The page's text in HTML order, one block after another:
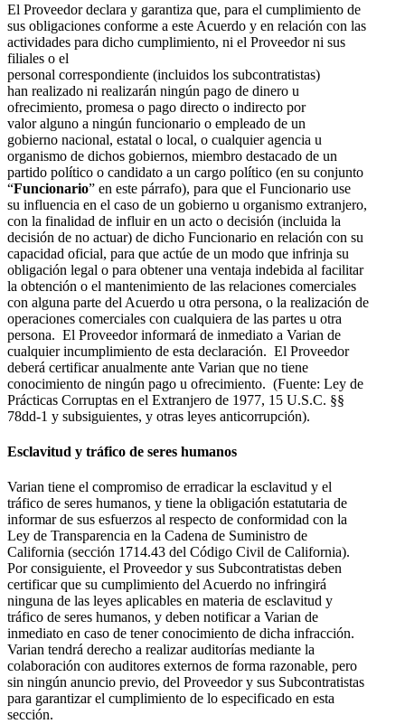
El Proveedor declara y garantiza que, para el cumplimiento de
sus obligaciones conforme a este Acuerdo y en relación con las
actividades para dicho cumplimiento, ni el Proveedor ni sus
filiales o el
personal correspondiente (incluidos los subcontratistas)
han realizado ni realizarán ningún pago de dinero u
ofrecimiento, promesa o pago directo o indirecto por
valor alguno a ningún funcionario o empleado de un
gobierno nacional, estatal o local, o cualquier agencia u
organismo de dichos gobiernos, miembro destacado de un
partido político o candidato a un cargo político (en su conjunto
“Funcionario” en este párrafo), para que el Funcionario use
su influencia en el caso de un gobierno u organismo extranjero,
con la finalidad de influir en un acto o decisión (incluida la
decisión de no actuar) de dicho Funcionario en relación con su
capacidad oficial, para que actúe de un modo que infrinja su
obligación legal o para obtener una ventaja indebida al facilitar
la obtención o el mantenimiento de las relaciones comerciales
con alguna parte del Acuerdo u otra persona, o la realización de
operaciones comerciales con cualquiera de las partes u otra
persona. El Proveedor informará de inmediato a Varian de
cualquier incumplimiento de esta declaración. El Proveedor
deberá certificar anualmente ante Varian que no tiene
conocimiento de ningún pago u ofrecimiento. (Fuente: Ley de
Prácticas Corruptas en el Extranjero de 1977, 15 U.S.C. §§
78dd-1 y subsiguientes, y otras leyes anticorrupción).
Esclavitud y tráfico de seres humanos
Varian tiene el compromiso de erradicar la esclavitud y el
tráfico de seres humanos, y tiene la obligación estatutaria de
informar de sus esfuerzos al respecto de conformidad con la
Ley de Transparencia en la Cadena de Suministro de
California (sección 1714.43 del Código Civil de California).
Por consiguiente, el Proveedor y sus Subcontratistas deben
certificar que su cumplimiento del Acuerdo no infringirá
ninguna de las leyes aplicables en materia de esclavitud y
tráfico de seres humanos, y deben notificar a Varian de
inmediato en caso de tener conocimiento de dicha infracción.
Varian tendrá derecho a realizar auditorías mediante la
colaboración con auditores externos de forma razonable, pero
sin ningún anuncio previo, del Proveedor y sus Subcontratistas
para garantizar el cumplimiento de lo especificado en esta
sección.